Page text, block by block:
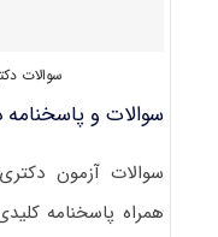
سوالات دکتری
سوالات و پاسخنامه
همراه پاسخنامه